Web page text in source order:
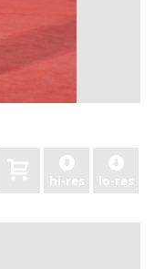
hi-res lo-res